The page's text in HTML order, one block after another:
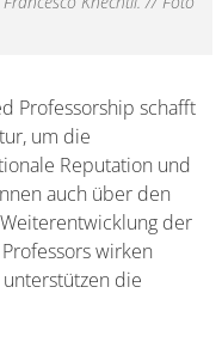
Professorship schafft
um die
Reputation und
auch über den
der
wirken
die